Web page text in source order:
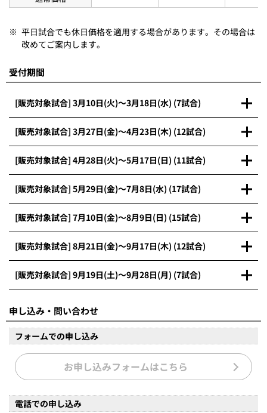
※ 平日試合でも休日価格を適用する場合があります。その場合は
改めてご案内します。
受付期間
[販売対象試合] 3月10日(火)～3月18日(水) (7試合)
[販売対象試合] 3月27日(金)～4月23日(木) (12試合)
[販売対象試合] 4月28日(火)～5月17日(日) (11試合)
[販売対象試合] 5月29日(金)～7月8日(水) (17試合)
[販売対象試合] 7月10日(金)～8月9日(日) (15試合)
[販売対象試合] 8月21日(金)～9月17日(木) (12試合)
[販売対象試合] 9月19日(土)～9月28日(月) (7試合)
申し込み・問い合わせ
フォームでの申し込み
お申し込みフォームはこちら
電話での申し込み